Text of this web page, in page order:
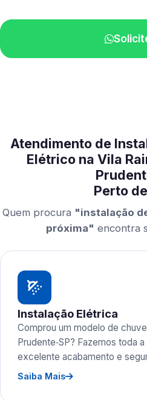
Atendimento de
Elétrico na Vila
Perto
Quem procura "instalação
próxima" encontra
Instalação Elétrica
Comprou um modelo de
Prudente‑SP? Fazemos toda
excelente acabamento e
Saiba Mais